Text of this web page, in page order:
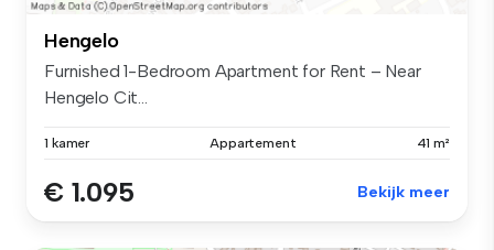
Hengelo
Furnished 1-Bedroom Apartment for Rent – Near
Hengelo Cit...
1 kamer Appartement 41 m²
€ 1.095 Bekijk meer